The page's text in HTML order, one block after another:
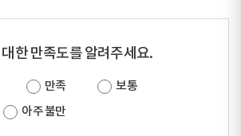
한 만족도를 알려주세요.
만족
보통
아주 불만